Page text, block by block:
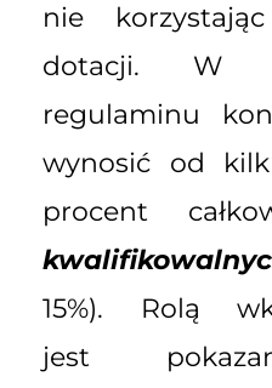
nie
dotacji. W
regulaminu
wynosić od
procent
15%). Rolą
jest